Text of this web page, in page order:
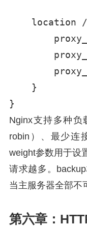
location
    }
}
Nginx支持多种负
robin）、最少连
weight参数用于设
请求越多。
当主服务器全部不
第六章：